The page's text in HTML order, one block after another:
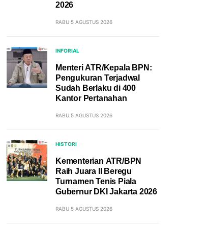
2026
RABU 5 AGUSTUS 2026
INFORIAL
Menteri ATR/Kepala BPN:
Pengukuran Terjadwal
Sudah Berlaku di 400
Kantor Pertanahan
RABU 5 AGUSTUS 2026
HISTORI
Kementerian ATR/BPN
Raih Juara II Beregu
Turnamen Tenis Piala
Gubernur DKI Jakarta 2026
RABU 5 AGUSTUS 2026